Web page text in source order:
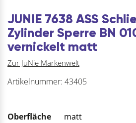
JUNIE 7638 ASS
Zylinder Sperre BN
vernickelt matt
Zur JuNie Markenwelt
Artikelnummer: 43405
Oberfläche